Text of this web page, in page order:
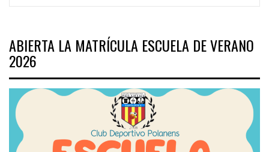
ABIERTA LA MATRÍCULA ESCUELA DE VERANO
2026